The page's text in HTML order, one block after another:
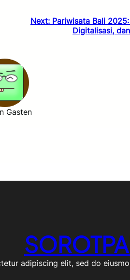
Next: Pariwisata Bali
Digitalisasi,
Gasten
adipiscing elit, sed do